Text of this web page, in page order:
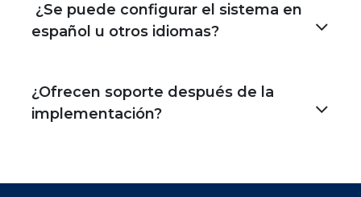
¿Se puede configurar el sistema en
español u otros idiomas?
¿Ofrecen soporte después de la
implementación?